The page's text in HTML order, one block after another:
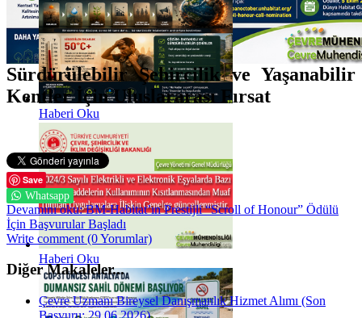
Haberi Oku
Haberi Oku
Sürdürülebilir Şehircilik ve Yaşanabilir
Kentler İçin Uluslararası Fırsat
Save
Whatsapp
Devamını oku: BM-Habitat’ın Prestijli “Scroll of Honour” Ödülü
İçin Başvurular Başladı
Write comment (0 Yorumlar)
Diğer Makaleler...
Çevre Uzmanı Bireysel Danışmanlık Hizmet Alımı (Son
Başvuru: 29.06.2026)